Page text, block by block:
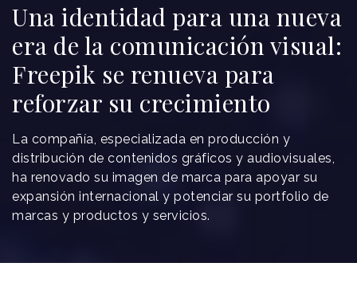
Una identidad para una nueva
era de la comunicación visual:
Freepik se renueva para
reforzar su crecimiento
La compañía, especializada en producción y
distribución de contenidos gráficos y audiovisuales,
ha renovado su imagen de marca para apoyar su
expansión internacional y potenciar su portfolio de
marcas y productos y servicios.